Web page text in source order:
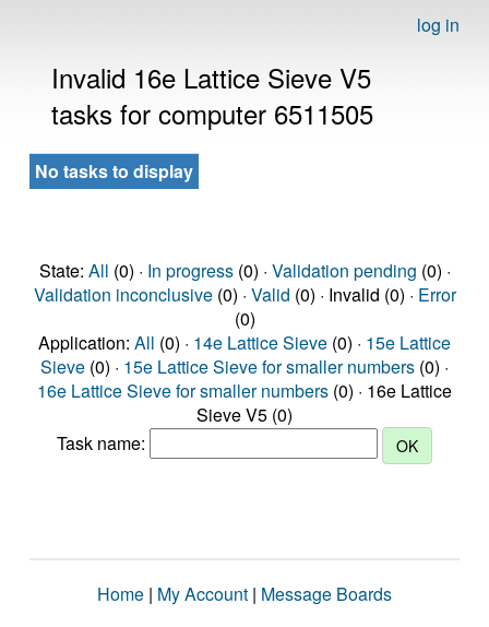
log in
Invalid 16e Lattice Sieve V5
tasks for computer 6511505
No tasks to display
State: All (0) · In progress(0) · Validation pending (0) ·
Validation inconclusive(0) · Valid (0) · Invalid (0) · Error
(0)
Application: All (0) · 14e Lattice Sieve (0) · 15e Lattice
Sieve (0) · 15e Lattice Sieve for smaller numbers (0) ·
16e Lattice Sieve for smaller numbers (0) · 16e Lattice
Sieve V5 (0)
Task name:
Home | My Account | Message Boards